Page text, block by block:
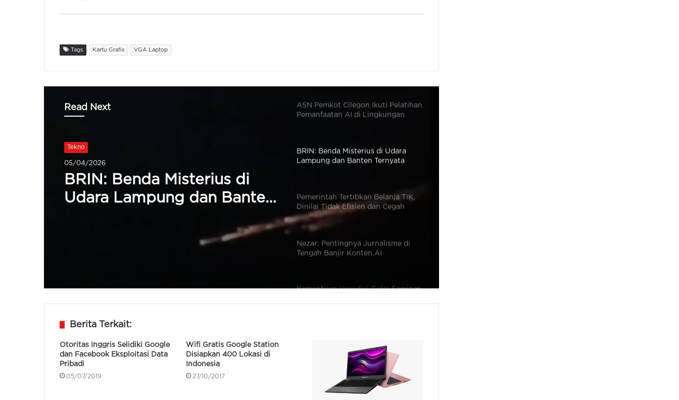
Tags Kartu Grafis VGA Laptop
Read Next
Tekno
05/04/2026
BRIN: Benda Misterius di
Ternyata Bekas Roket China
CZ-3B
Tekno
27/02/2026
Pemerintah Tertibkan
Belanja TIK, Dinilai Tidak
Imbas Tarif Impor, Apple Angkut 1,5
BRIN: Benda Misterius di Udara
Lampung dan Banten Ternyata
Pemerintah Tertibkan Belanja TIK,
Dinilai Tidak Efisien dan Cegah
Nezar: Pentingnya Jurnalisme di
Tengah Banjir Konten AI
Kementrian Komdigi Gelar Seminar
Kompetensi Digital ASN di Cilegon
Wamen Komdigi Kunjungi IBM dan
Baterai iPhone Cepat Habis? Begini
Atasinya Cukup Mudah
Berita Terkait:
Otoritas Inggris Selidiki Google
dan Facebook Eksploitasi Data
Pribadi
05/07/2019
Wifi Gratis Google Station
Disiapkan 400 Lokasi di
Indonesia
27/10/2017